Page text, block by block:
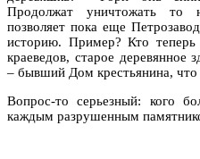
Продолжат уничтожать то
позволяет пока еще
историю. Пример? Кто
краеведов, старое деревянное
– бывший Дом крестьянина, что
Вопрос-то серьезный: кого
каждым разрушенным